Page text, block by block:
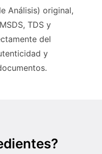
Análisis) original,
TDS y
del
y